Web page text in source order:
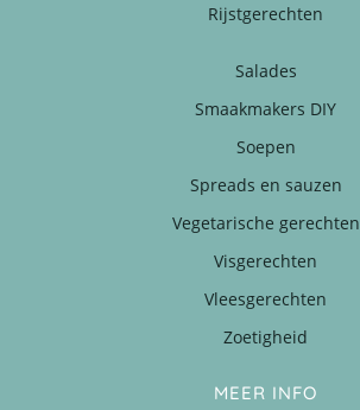
Rijstgerechten
Salades
Smaakmakers DIY
Soepen
Spreads en sauzen
Vegetarische gerechten
Visgerechten
Vleesgerechten
Zoetigheid
MEER INFO